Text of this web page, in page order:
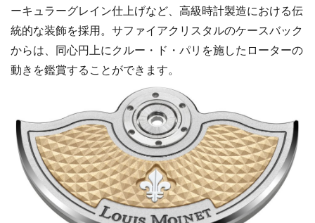
ーキュラーグレイン仕上げなど、高級時計製造における伝
統的な装飾を採用。サファイアクリスタルのケースバック
からは、同心円上にクルー・ド・パリを施したローターの
動きを鑑賞することができます。